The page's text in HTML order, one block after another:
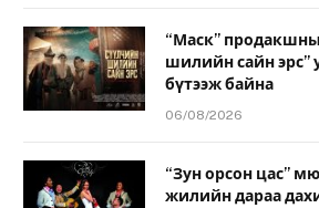
“Маск”
шилийн сайн эрс”
бүтээж байна
06/08/2026
“Зун орсон цас”
жилийн дараа